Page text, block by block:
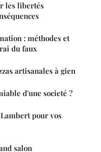
les libertés
: méthodes et
du faux
artisanales à gien
d'une societé ?
pour vos
salon